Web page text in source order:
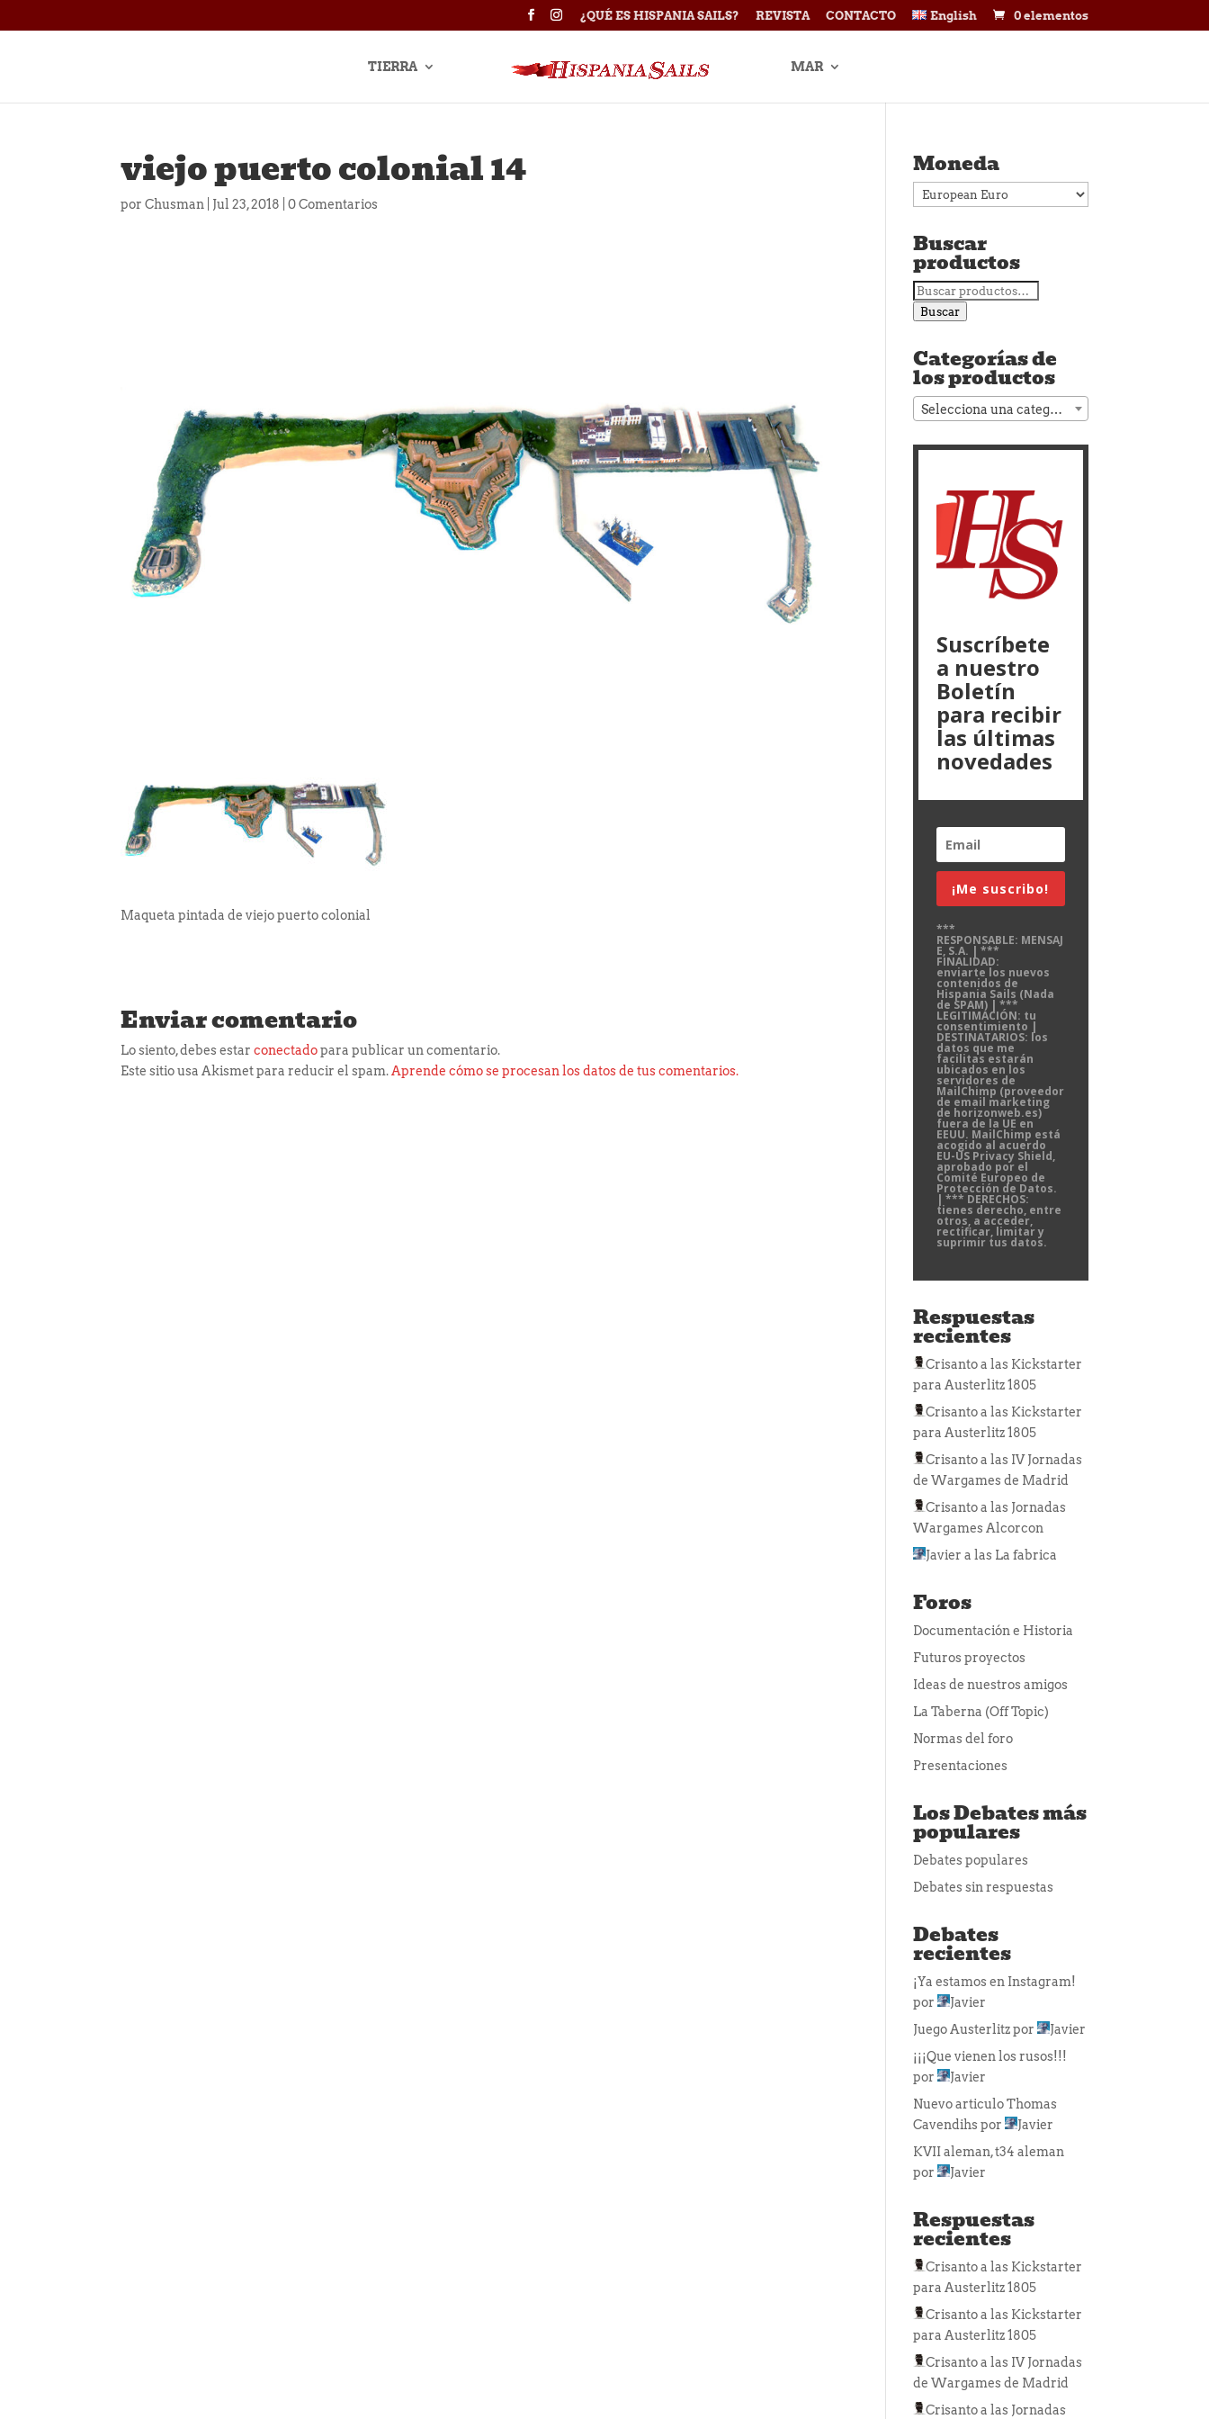
¿QUÉ ES HISPANIA SAILS? REVISTA CONTACTO English 0 elementos
TIERRA MAR
viejo puerto colonial 14
porChusman Jul 23, 2018 |0 Comentarios
Maqueta pintada de viejo puerto colonial
Enviar comentario
Lo siento, debes estarconectadopara publicar un comentario.
Este sitio usa Akismet para reducir el spam.Aprende cómo se procesan los datos de tus comentarios.
Moneda
Buscar
productos
Buscar
por:
Buscar
Categorías de
los productos
Selecciona una categoría
Suscríbete
a nuestro
Boletín
para recibir
las últimas
novedades
¡Me suscribo!
***
RESPONSABLE: MENSAJ
E, S.A. | ***
FINALIDAD:
enviarte los nuevos
contenidos de
Hispania Sails (Nada
de SPAM) | ***
LEGITIMACIÓN: tu
consentimiento |
DESTINATARIOS: los
datos que me
facilitas estarán
ubicados en los
servidores de
MailChimp (proveedor
de email marketing
de horizonweb.es)
fuera de la UE en
EEUU. MailChimp está
acogido al acuerdo
EU-US Privacy Shield,
aprobado por el
Comité Europeo de
Protección de Datos.
| *** DERECHOS:
tienes derecho, entre
otros, a acceder,
rectificar, limitar y
suprimir tus datos.
Respuestas
recientes
Crisantoa las Kickstarter
para Austerlitz 1805
Crisantoa las Kickstarter
para Austerlitz 1805
Crisantoa las IV Jornadas
de Wargames de Madrid
Crisantoa las Jornadas
Wargames Alcorcon
Javier a las La fabrica
Foros
Documentación e Historia
Futuros proyectos
Ideas de nuestros amigos
La Taberna (Off Topic)
Normas del foro
Presentaciones
Los Debates más
populares
Debates populares
Debates sin respuestas
Debates
recientes
¡Ya estamos en Instagram!
por
Javier
Juego Austerlitzpor
Javier
¡¡¡Que vienen los rusos!!!
por
Javier
Nuevo articulo Thomas
Cavendihspor
Javier
KVII aleman, t34 aleman
por
Javier
Respuestas
recientes
Crisantoa las Kickstarter
para Austerlitz 1805
Crisantoa las Kickstarter
para Austerlitz 1805
Crisantoa las IV Jornadas
de Wargames de Madrid
Crisantoa las Jornadas